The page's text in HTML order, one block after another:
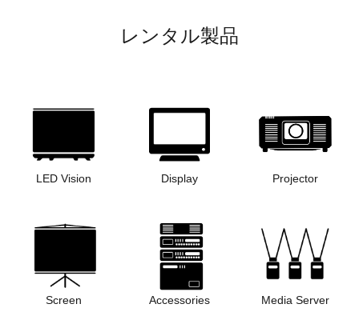
レンタル製品
LED Vision Display Projector
Screen Accessories Media Server